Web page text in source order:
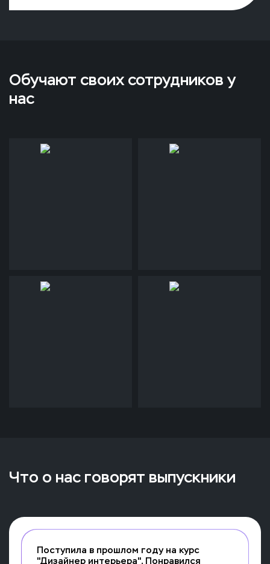
Обучают своих сотрудников у
нас
Что о нас говорят выпускники
Поступила в прошлом году на курс
"Дизайнер интерьера". Понравился